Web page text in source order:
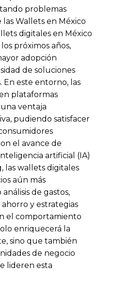
problemas
Wallets en México
digitales en México
próximos años,
adopción
de soluciones
En este entorno, las
plataformas
ventaja
pudiendo satisfacer
el avance de
artificial (IA)
las wallets digitales
aún más
de gastos,
y estrategias
el comportamiento
enriquecerá la
sino que también
de negocio
lideren esta